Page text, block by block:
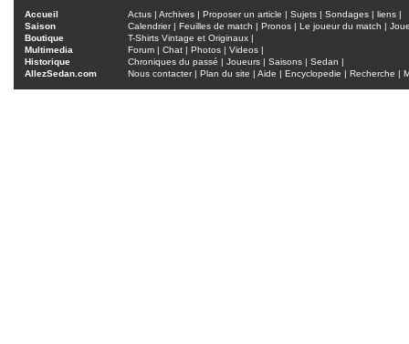
Accueil Actus | Archives | Proposer un article | Sujets | Sondages | liens |
Saison
Calendrier| Feuilles de match | Pronos | Le joueur du match |
Boutique
T-Shirts Vintage et Originaux |
Multimedia
Forum | Chat | Photos | Videos |
Historique
Chroniques du passé | Joueurs | Saisons | Sedan |
AllezSedan.com
Nous contacter| Plan du site | Aide | Encyclopedie | Recherche |